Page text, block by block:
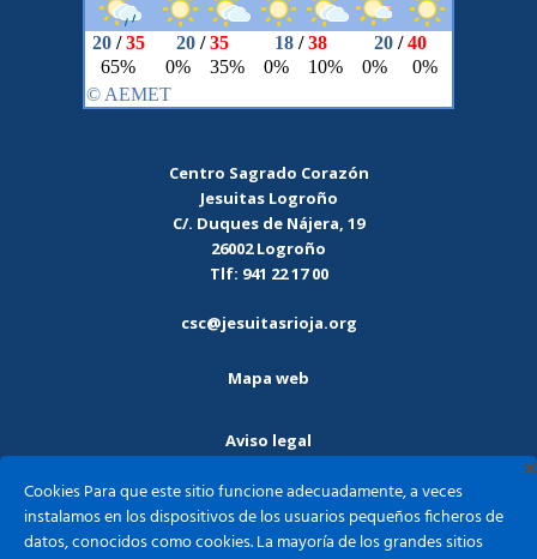
Centro Sagrado Corazón
Jesuitas Logroño
C/. Duques de Nájera, 19
26002 Logroño
Tlf: 941 22 17 00
csc@jesuitasrioja.org
Mapa web
Aviso legal
Política de privacidad
Cookies Para que este sitio funcione adecuadamente, a veces
instalamos en los dispositivos de los usuarios pequeños ficheros de
datos, conocidos como cookies. La mayoría de los grandes sitios